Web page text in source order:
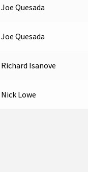
Joe Quesada
Joe Quesada
Richard Isanove
Nick Lowe